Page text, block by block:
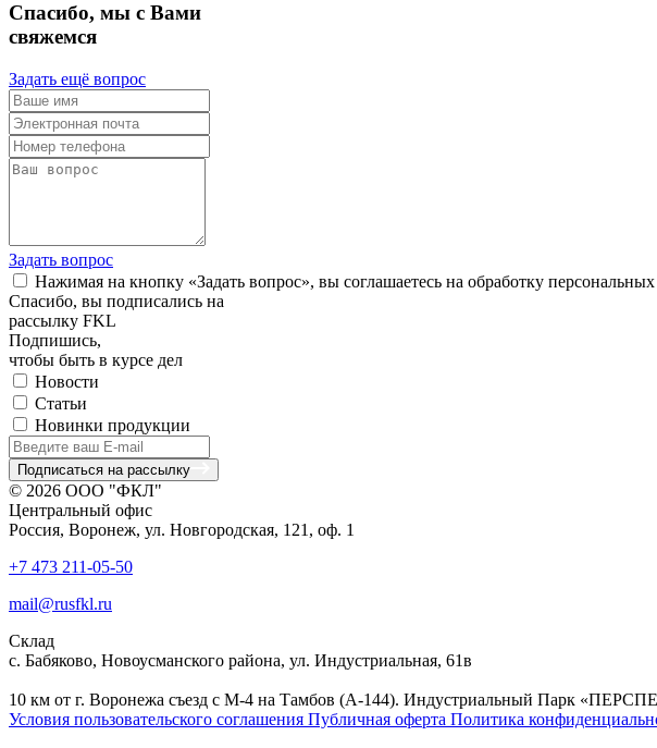
Спасибо, мы с Вами
свяжемся
Задать ещё вопрос
Задать вопрос
Нажимая на кнопку «Задать вопрос», вы соглашаетесь на обработку
Спасибо, вы подписались на
рассылку FKL
Подпишись,
чтобы быть в курсе дел
Новости
Статьи
Новинки продукции
Подписаться на рассылку
© 2026 ООО "ФКЛ"
Центральный офис
Россия, Воронеж, ул. Новгородская, 121, оф. 1
+7 473 211-05-50
mail@rusfkl.ru
Склад
с. Бабяково, Новоусманского района, ул. Индустриальная, 61в
10 км от г. Воронежа съезд с М-4 на Тамбов (А-144). Индустриальный Парк
Условия пользовательского соглашения Публичная оферта Политика